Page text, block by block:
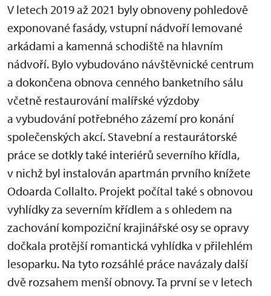
V letech 2019 až 2021 byly obnoveny pohledově
exponované fasády, vstupní nádvoří lemované
arkádami a kamenná schodiště na hlavním
nádvoří. Bylo vybudováno návštěvnické centrum
a dokončena obnova cenného banketního sálu
včetně restaurování malířské výzdoby
a vybudování potřebného zázemí pro konání
společenských akcí. Stavební a restaurátorské
práce se dotkly také interiérů severního křídla,
v nichž byl instalován apartmán prvního knížete
Odoarda Collalto. Projekt počítal také s obnovou
vyhlídky za severním křídlem a s ohledem na
zachování kompoziční krajinářské osy se opravy
dočkala protější romantická vyhlídka v přilehlém
lesoparku. Na tyto rozsáhlé práce navázaly další
dvě rozsahem menší obnovy. Ta první se v letech